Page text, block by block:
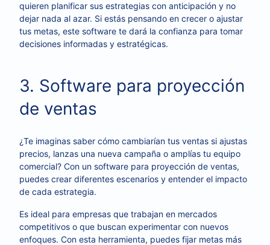
quieren planificar sus estrategias con anticipación y no
dejar nada al azar. Si estás pensando en crecer o ajustar
tus metas, este software te dará la confianza para tomar
decisiones informadas y estratégicas.
3. Software para proyección
de ventas
¿Te imaginas saber cómo cambiarían tus ventas si ajustas
precios, lanzas una nueva campaña o amplías tu equipo
comercial? Con un software para proyección de ventas,
puedes crear diferentes escenarios y entender el impacto
de cada estrategia.
Es ideal para empresas que trabajan en mercados
competitivos o que buscan experimentar con nuevos
enfoques. Con esta herramienta, puedes fijar metas más